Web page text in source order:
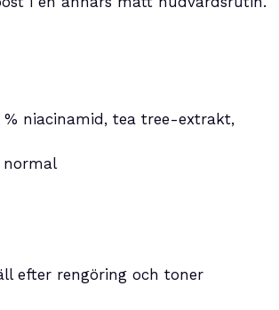
niacinamid, tea tree-extrakt,
normal
efter rengöring och toner